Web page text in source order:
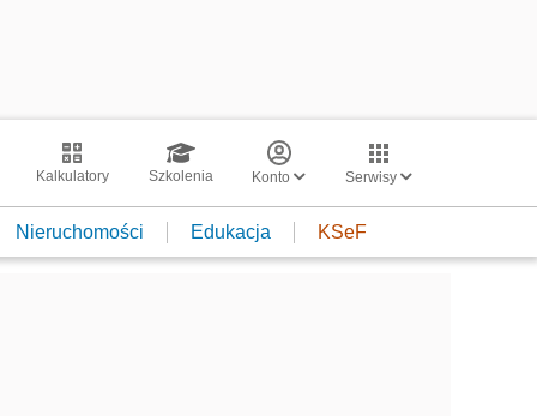
Kalkulatory Szkolenia Konto Serwisy
Nieruchomości Edukacja KSeF